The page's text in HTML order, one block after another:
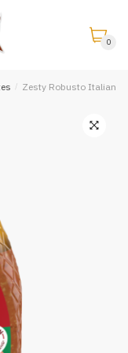
0
/ Zesty Robusto Italian